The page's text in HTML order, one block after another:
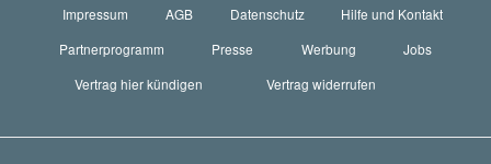
Impressum AGB Datenschutz
Hilfe und Kontakt
Partnerprogramm
Presse Werbung
Jobs
Vertrag hier kündigen
Vertrag widerrufen